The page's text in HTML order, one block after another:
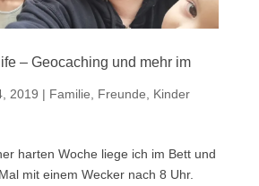
– Geocaching und mehr im
2019 | Familie Freunde
Kinder
harten Woche liege ich im Bett und
mit einem Wecker nach 8 Uhr.